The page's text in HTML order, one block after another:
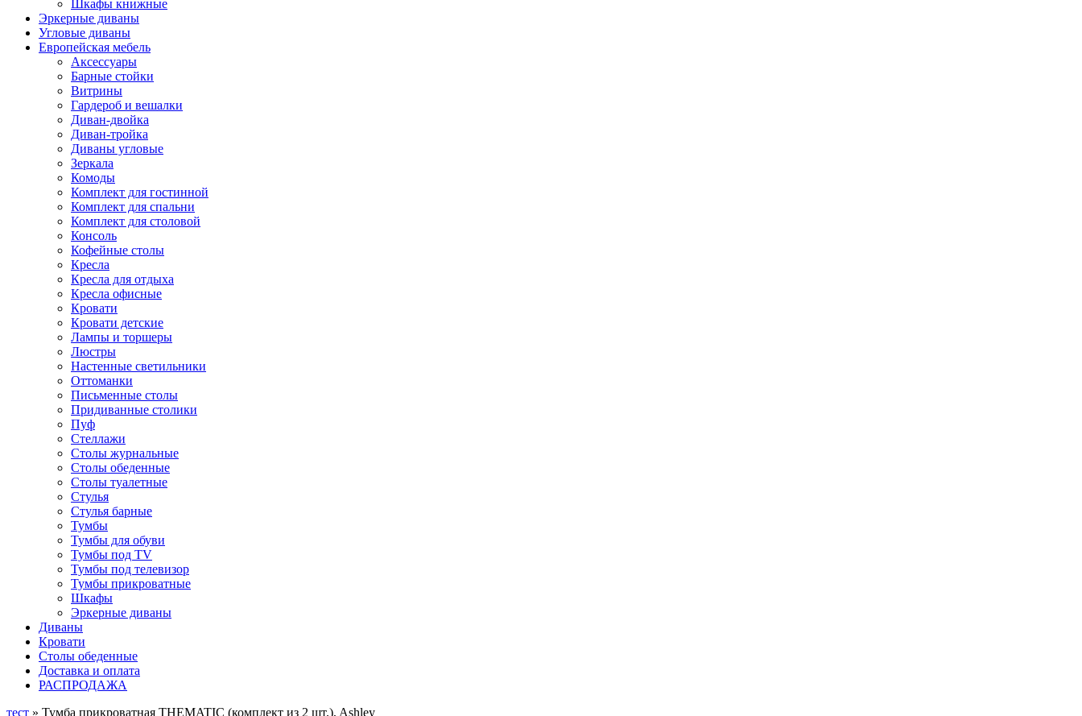
Шкафы книжные
Эркерные диваны
Угловые диваны
Европейская мебель
Аксессуары
Барные стойки
Витрины
Гардероб и вешалки
Диван-двойка
Диван-тройка
Диваны угловые
Зеркала
Комоды
Комплект для гостинной
Комплект для спальни
Комплект для столовой
Консоль
Кофейные столы
Кресла
Кресла для отдыха
Кресла офисные
Кровати
Кровати детские
Лампы и торшеры
Люстры
Настенные светильники
Оттоманки
Письменные столы
Придиванные столики
Пуф
Стеллажи
Столы журнальные
Столы обеденные
Столы туалетные
Стулья
Стулья барные
Тумбы
Тумбы для обуви
Тумбы под TV
Тумбы под телевизор
Тумбы прикроватные
Шкафы
Эркерные диваны
Диваны
Кровати
Столы обеденные
Доставка и оплата
РАСПРОДАЖА
тест » Тумба прикроватная THEMATIC (комплект из 2 шт.), Ashley